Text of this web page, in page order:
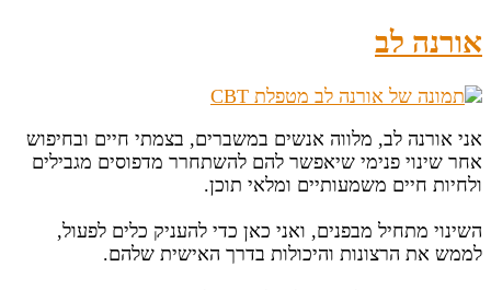
אורנה לב
אני אורנה לב, מלווה אנשים במשברים, בצמתי חיים ובחיפוש
אחר שינוי פנימי שיאפשר להם להשתחרר מדפוסים מגבילים
ולחיות חיים משמעותיים ומלאי תוכן.
השינוי מתחיל מבפנים, ואני כאן כדי להעניק כלים לפעול,
לממש את הרצונות והיכולות בדרך האישית שלהם.